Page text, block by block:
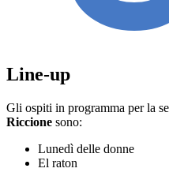
Line-up
Gli ospiti in programma per la
Riccione sono:
Lunedì delle donne
El raton